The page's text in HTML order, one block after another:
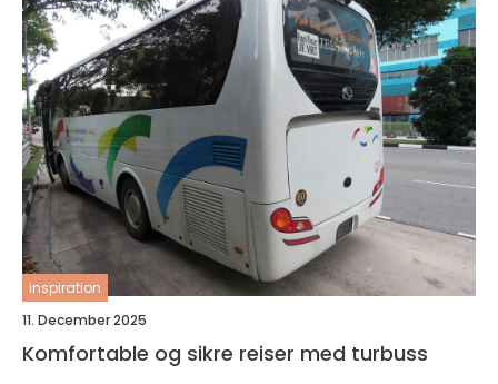
inspiration
11. December 2025
Komfortable og sikre reiser med turbuss